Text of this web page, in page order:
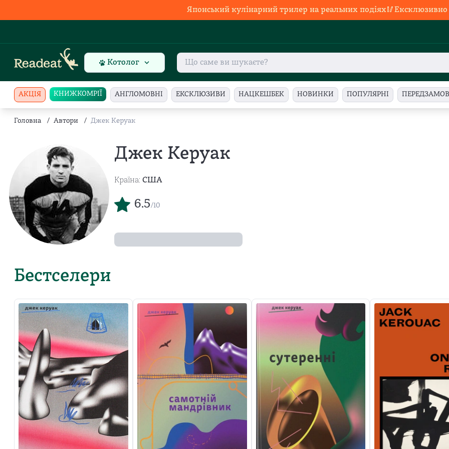
Японський кулінарний трилер на реальних подіях🥢Ексклюзивно
Котолог
АКЦІЯ КНИЖКОМРІЇ АНГЛОМОВНІ ЕКСКЛЮЗИВИ НАЦКЕШБЕК НОВИНКИ ПОПУЛЯРНІ
Головна / Автори / Джек Керуак
Джек Керуак
Країна: США
6.5/10
Бестселери